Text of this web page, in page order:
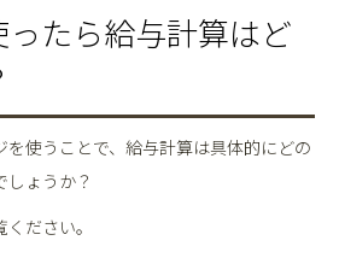
ったら給与計算はど
を使うことで、給与計算は具体的にどの
しょうか？
ださい。